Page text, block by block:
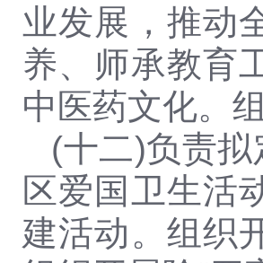
业发展，推动
养、师承教育
中医药文化。
(十二)负责
区爱国卫生活
建活动。组织